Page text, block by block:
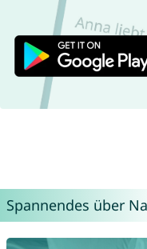
Spannendes über